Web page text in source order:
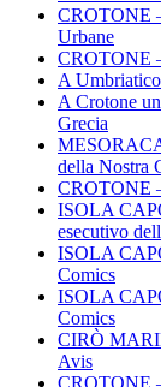
CROTONE
Urbane
CROTONE
A
A Crotone
Grecia
della Nostra
CROTONE
ISOLA
esecutivo
ISOLA
Comics
ISOLA
Comics
CIRÒ
Avis
CROTONE